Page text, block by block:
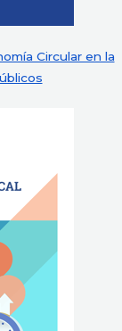
Circular en la